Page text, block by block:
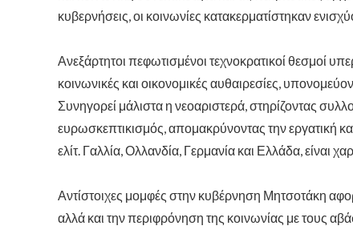
κυβερνήσεις, οι κοινωνίες κατακερματίστηκαν
Ανεξάρτητοι πεφωτισμένοι τεχνοκρατικοί θεσμοί
κοινωνικές και οικονομικές αυθαιρεσίες,
Συνηγορεί μάλιστα η νεοαριστερά, στηρίζοντας
ευρωσκεπτικισμός, απομακρύνοντας την εργατική
ελίτ. Γαλλία, Ολλανδία, Γερμανία και Ελλάδα, είναι
Αντίστοιχες μομφές στην κυβέρνηση Μητσοτάκη
αλλά και την περιφρόνηση της κοινωνίας με τους